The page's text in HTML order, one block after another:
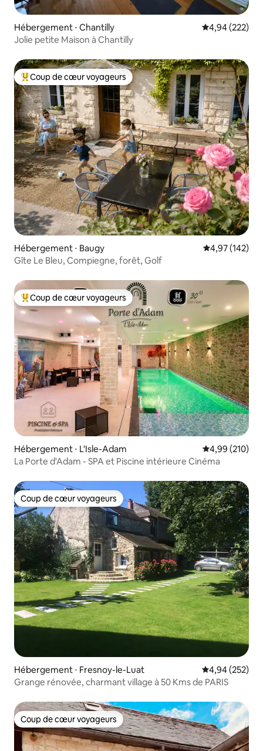
Hébergement ⋅ Chantilly Évaluation
4,94 (222)
Jolie petite Maison à Chantilly
Coups de cœur voyageurs les plus appréciés
Coup de cœur voyageurs
Hébergement ⋅ Baugy Évaluation
4,97 (142)
Gîte Le Bleu, Compiegne, forêt, Golf
Coups de cœur voyageurs les plus appréciés
Coup de cœur voyageurs
Hébergement ⋅ L'Isle-Adam Évaluation
4,99 (210)
La Porte d'Adam - SPA et Piscine intérieure Cinéma
Coup de cœur voyageurs
Coup de cœur voyageurs
Hébergement ⋅ Fresnoy-le-Luat Évaluation
4,94 (252)
Grange rénovée, charmant village à 50 Kms de PARIS
Coup de cœur voyageurs
Coup de cœur voyageurs